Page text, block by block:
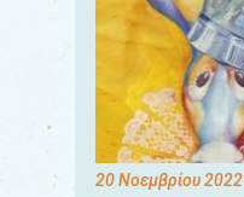
20 Νοεμβρίου 2022